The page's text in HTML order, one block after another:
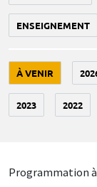
ENSEIGNEMENT
À VENIR
2023 2022
Programmation